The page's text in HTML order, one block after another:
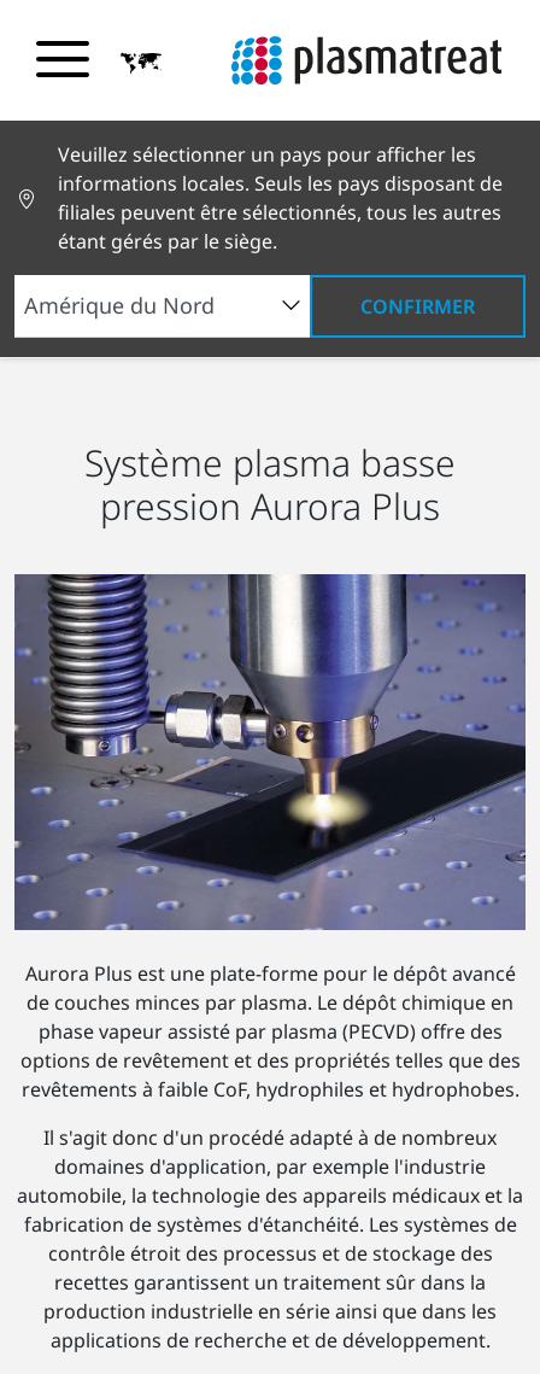
Veuillez sélectionner un pays pour afficher les
informations locales. Seuls les pays disposant de
filiales peuvent être sélectionnés, tous les autres
étant gérés par le siège.
CONFIRMER
Produits et services Plasma Systems
Systèmes
plasma à basse pression
Aurora Plus
Système plasma basse
pression Aurora Plus
Aurora Plus est une plate-forme pour le dépôt avancé
de couches minces par plasma. Le dépôt chimique en
phase vapeur assisté par plasma (PECVD) offre des
options de revêtement et des propriétés telles que des
revêtements à faible CoF, hydrophiles et hydrophobes.
Il s'agit donc d'un procédé adapté à de nombreux
domaines d'application, par exemple l'industrie
automobile, la technologie des appareils médicaux et la
fabrication de systèmes d'étanchéité. Les systèmes de
contrôle étroit des processus et de stockage des
recettes garantissent un traitement sûr dans la
production industrielle en série ainsi que dans les
applications de recherche et de développement.